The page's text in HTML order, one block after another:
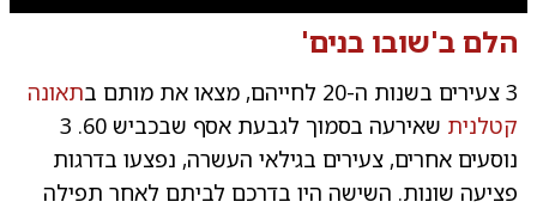
הלם ב'שובו בנים'
3 צעירים בשנות ה-20 לחייהם, מצאו את מותם ב
תאונה
קטלנית
שאירעה בסמוך לגבעת אסף שבכביש 60. 3
נוסעים אחרים, צעירים בגילאי העשרה, נפצעו בדרגות
פציעה שונות. השישה היו בדרכם לביתם לאחר תפילה